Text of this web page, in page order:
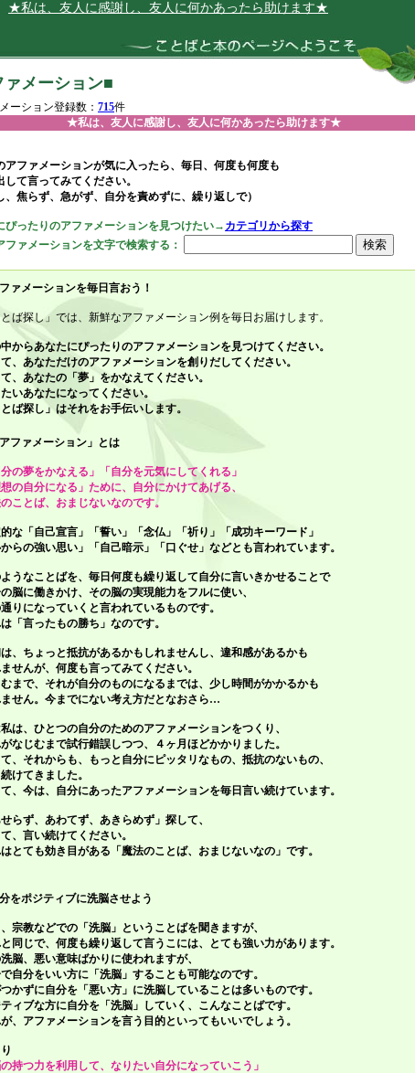
人に感謝し、友人に何かあったら助けます★
ァメーション■
ーション登録数： 715件
★私は、友人に感謝し、友人に何かあったら助けます★
アファメーションが気に入ったら、毎日、何度も何度も
て言ってみてください。
焦らず、急がず、自分を責めずに、繰り返しで）
ったりのアファメーションを見つけたい→ カテゴリから探す
メーションを文字で検索する：
ァメーションを毎日言おう！
ば探し」では、新鮮なアファメーション例を毎日お届けします。
からあなたにぴったりのアファメーションを見つけてください。
、あなただけのアファメーションを創りだしてください。
、あなたの「夢」をかなえてください。
いあなたになってください。
ば探し」はそれをお手伝いします。
アファメーション」とは
の夢をかなえる」「自分を元気にしてくれる」
の自分になる」ために、自分にかけてあげる、
ことば、おまじないなのです。
な「自己宣言」「誓い」「念仏」「祈り」「成功キーワード」
らの強い思い」「自己暗示」「口ぐせ」 などとも言われています。
うなことばを、毎日何度も繰り返して自分に言いきかせることで
脳に働きかけ、その脳の実現能力をフルに使い、
りになっていくと言われているものです。
「言ったもの勝ち」なのです。
、ちょっと抵抗があるかもしれませんし、違和感があるかも
せんが、何度も言ってみてください。
まで、それが自分のものになるまでは、少し時間がかかるかも
せん。今までにない考え方だとなおさら…
は、ひとつの自分のためのアファメーションをつくり、
なじむまで試行錯誤しつつ、４ヶ月ほどかかりました。
、それからも、もっと自分にピッタリなもの、抵抗のないもの、
けてきました。
、今は、自分にあったアファメーションを毎日言い続けています。
らず、あわてず、あきらめず」探して、
、言い続けてください。
とても効き目がある「魔法のことば、おまじないなの」です。
をポジティブに洗脳させよう
宗教などでの「洗脳」ということばを聞きますが、
同じで、何度も繰り返して言うこには、とても強い力があります。
脳、悪い意味ばかりに使われますが、
自分をいい方に「洗脳」することも可能なのです。
かずに自分を「悪い方」に洗脳していることは多いものです。
ィブな方に自分を「洗脳」していく、こんなことばです。
、アファメーションを言う目的といってもいいでしょう。
の持つ力を利用して、なりたい自分になっていこう」